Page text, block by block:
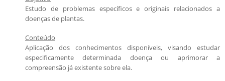
Estudo de problemas específicos e originais relacionados a
doenças de plantas.
Conteúdo
Aplicação dos conhecimentos disponíveis, visando estudar
especificamente determinada doença ou aprimorar a
compreensão já existente sobre ela.